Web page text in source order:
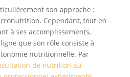
son approche :
Cependant, tout en
à ses accomplissements,
que son rôle consiste à
nutritionnelle. Par
de nutrition au